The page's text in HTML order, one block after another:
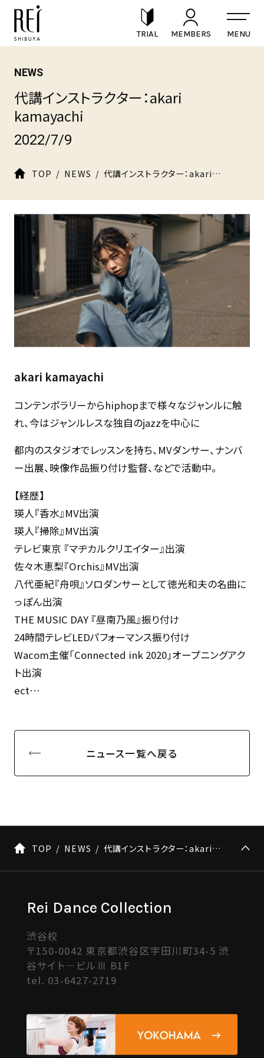
TRIAL MEMBERS
© 2025 REI DANCE COLLECTION Co.,Ltd.
NEWS
代講インストラクター：akari
kamayachi
2022/7/9
TOP NEWS 代講インストラクター：akari kamayachi
akari kamayachi
コンテンポラリーからhiphopまで様々なジャンルに触
れ、今はジャンルレスな独自のjazzを中心に
都内のスタジオでレッスンを持ち、MVダンサー、ナンバ
ー出展、映像作品振り付け監督、などで活動中。
【経歴】
瑛人『香水』MV出演
瑛人『掃除』MV出演
テレビ東京 『マヂカルクリエイター』出演
佐々木恵梨『Orchis』MV出演
八代亜紀『舟唄』ソロダンサーとして徳光和夫の名曲に
っぽん出演
THE MUSIC DAY 『昼南乃風』振り付け
24時間テレビLEDパフォーマンス振り付け
Wacom主催「Connected ink 2020」オープニングアク
ト出演
ect…
ニュース一覧へ戻る
TOP NEWS 代講インストラクター：akari kamayachi
Rei Dance Collection
渋谷校
〒150-0042 東京都渋谷区宇田川町34-5 渋
谷サイト―ビルⅢ B1F
tel. 03-6427-2719